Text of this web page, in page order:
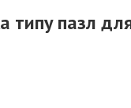
типу пазл